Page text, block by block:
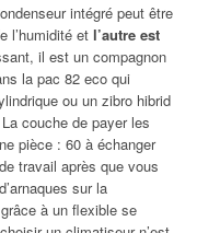
intégré peut être
l’humidité et l’autre est
il est un compagnon
la pac 82 eco qui
ou un zibro hibrid
couche de payer les
pièce : 60 à échanger
travail après que vous
sur la
à un flexible se